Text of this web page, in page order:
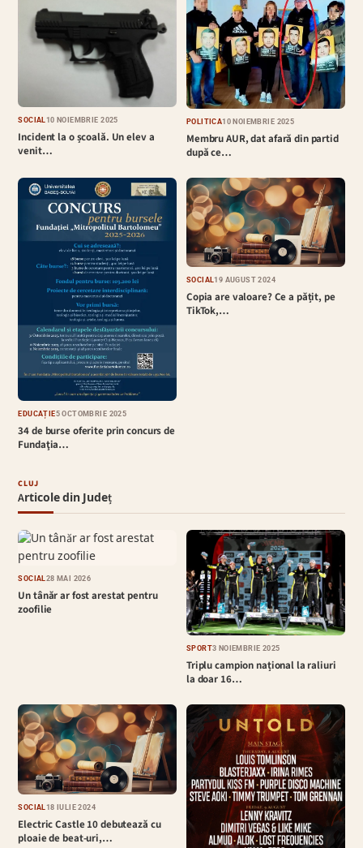
SOCIAL 10 NOIEMBRIE 2025
Incident la o școală. Un elev a
venit…
POLITICĂ10 NOIEMBRIE 2025
Membru AUR, dat afară din partid
după ce…
EDUCAȚIE5 OCTOMBRIE 2025
34 de burse oferite prin concurs de
Fundaţia…
SOCIAL19 AUGUST 2024
Copia are valoare? Ce a pățit, pe
TikTok,…
CLUJ
Articole din Județ
SOCIAL 28 MAI 2026
Un tânăr ar fost arestat pentru
zoofilie
SPORT3 NOIEMBRIE 2025
Triplu campion național la raliuri
la doar 16…
SOCIAL 18 IULIE 2024
Electric Castle 10 debutează cu
ploaie de beat-uri,…